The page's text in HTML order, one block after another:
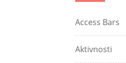
Access Bars
Aktivnosti